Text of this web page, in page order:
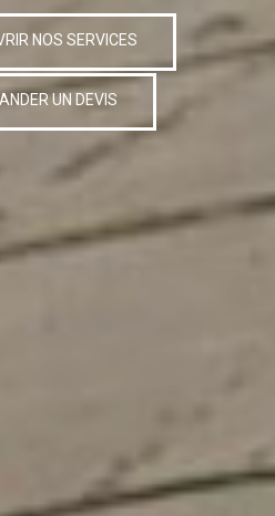
NOS SERVICES
UN DEVIS